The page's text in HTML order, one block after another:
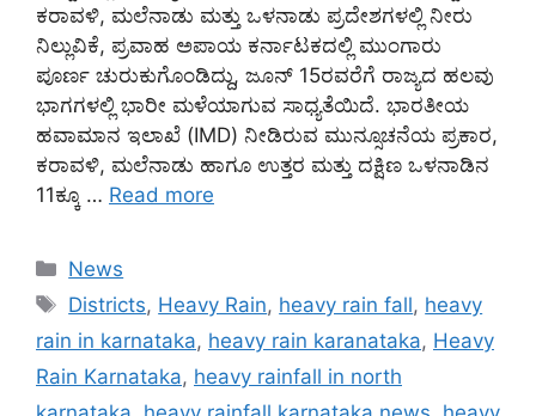
ಕರಾವಳಿ, ಮಲೆನಾಡು ಮತ್ತು ಒಳನಾಡು ಪ್ರದೇಶಗಳಲ್ಲಿ ನೀರು
ನಿಲ್ಲುವಿಕೆ, ಪ್ರವಾಹ ಅಪಾಯ ಕರ್ನಾಟಕದಲ್ಲಿ ಮುಂಗಾರು
ಪೂರ್ಣ ಚುರುಕುಗೊಂಡಿದ್ದು, ಜೂನ್ 15ರವರೆಗೆ ರಾಜ್ಯದ ಹಲವು
ಭಾಗಗಳಲ್ಲಿ ಭಾರೀ ಮಳೆಯಾಗುವ ಸಾಧ್ಯತೆಯಿದೆ. ಭಾರತೀಯ
ಹವಾಮಾನ ಇಲಾಖೆ (IMD) ನೀಡಿರುವ ಮುನ್ಸೂಚನೆಯ ಪ್ರಕಾರ,
ಕರಾವಳಿ, ಮಲೆನಾಡು ಹಾಗೂ ಉತ್ತರ ಮತ್ತು ದಕ್ಷಿಣ ಒಳನಾಡಿನ
11ಕ್ಕೂ … Read more
Categories
News
Tags
Districts, Heavy Rain, heavy rain fall, heavy
rain in karnataka, heavy rain karanataka, Heavy
Rain Karnataka, heavy rainfall in north